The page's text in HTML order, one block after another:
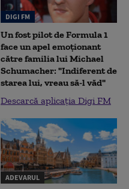
DIGI FM
Un fost pilot de Formula 1
face un apel emoționant
către familia lui Michael
Schumacher: "Indiferent de
starea lui, vreau să-l văd"
Descarcă aplicația Digi FM
ADEVARUL